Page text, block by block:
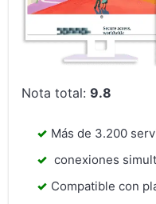
Nota total:9.8
Más de 3.200
conexiones
Compatible con